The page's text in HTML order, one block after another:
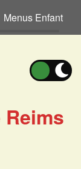
Menus Enfant